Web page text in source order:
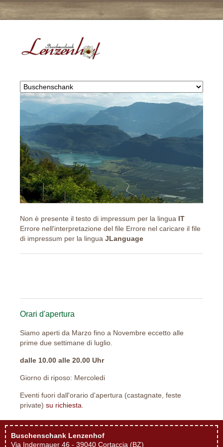
Non è presente il testo di impressum per la lingua IT
Errore nell'interpretazione del file Errore nel caricare il file
di impressum per la lingua JLanguage
Orari d'apertura
Siamo aperti da Marzo fino a Novembre eccetto alle
prime due settimane di luglio.
dalle 10.00 alle 20.00 Uhr
Giorno di riposo: Mercoledi
Eventi fuori dall'orario d'apertura (castagnate, feste
private) su richiesta.
Buschenschank Lenzenhof
Via Indermauer 46 - 39040 Cortaccia (BZ)